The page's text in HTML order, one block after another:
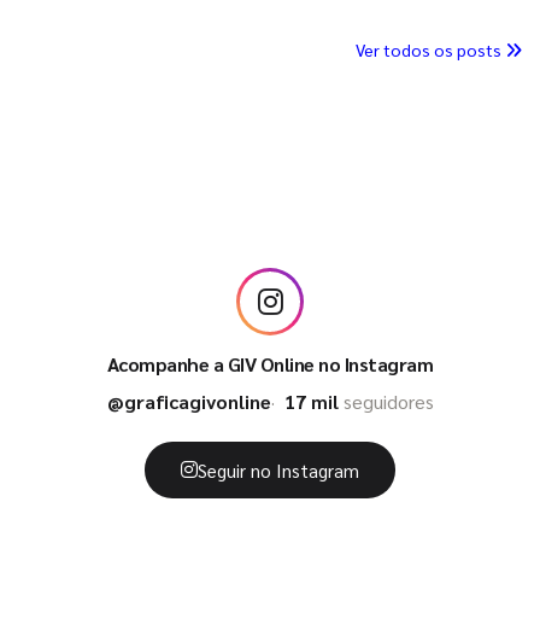
Ver todos os posts
Acompanhe a GIV Online no Instagram
@graficagivonline
17 milseguidores
Seguir no Instagram